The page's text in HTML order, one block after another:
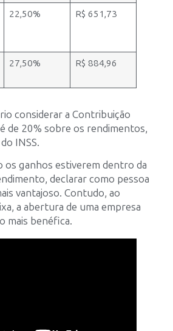
22,50% R$ 651,73
27,50% R$ 884,96
considerar a Contribuição
de 20% sobre os rendimentos,
INSS.
os ganhos estiverem dentro da
declarar como pessoa
vantajoso. Contudo, ao
a abertura de uma empresa
mais benéfica.